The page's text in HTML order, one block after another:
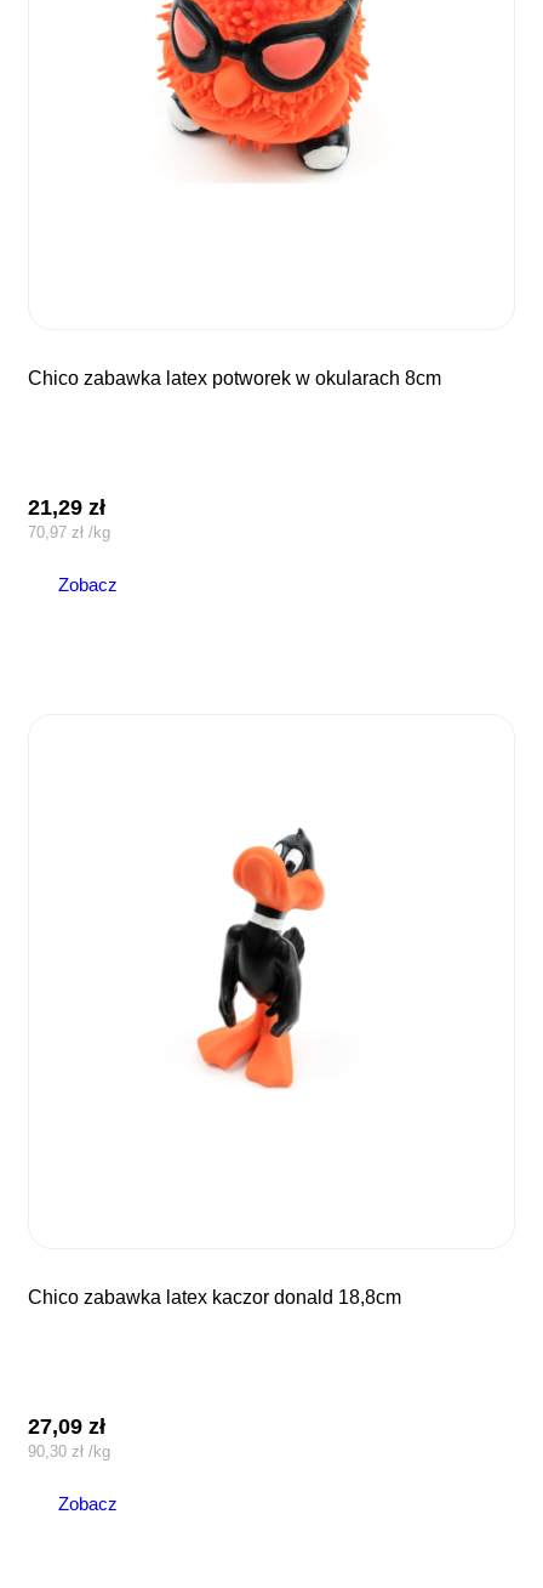
chico zabawka latex potworek w okularach 8cm
21,29zł
70,97 zł /kg
Zobacz
chico zabawka latex kaczor donald 18,8cm
27,09zł
90,30zł /kg
Zobacz